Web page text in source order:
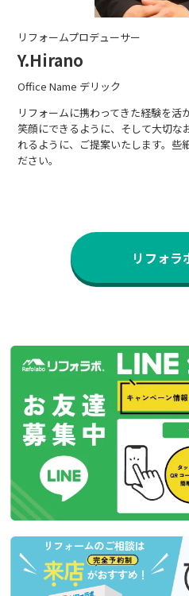
リフォームプロデューサー
Y.Hirano
Office Name デリック
リフォームに携わってきた経験を
笑顔にできるように、そして大切な
れるように、ご提案いたします。些
ださい。
リフォラ